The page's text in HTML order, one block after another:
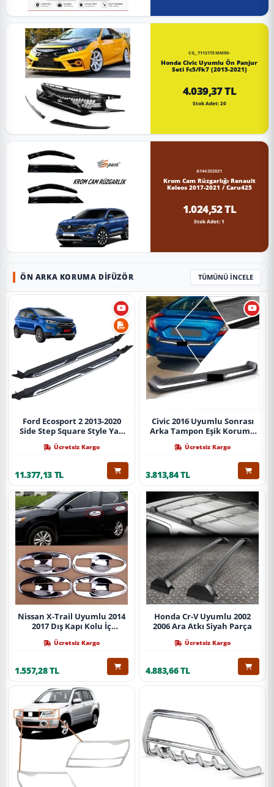
CG_71121TEMM90-
Honda Civic Uyumlu Ön Panjur
Seti Fc5/Fk7 (2015-2021)
4.039,37 TL
Stok Adet: 20
A144252021
Krom Cam Rüzgarlığı Renault
Keleos 2017-2021 / Caru425
1.024,52 TL
Stok Adet: 1
ÖN ARKA KORUMA DIFÜZÖR TÜMÜNÜ İNCELE
Ford Ecosport 2 2013-2020
Side Step Square Style Yan
Ücretsiz Kargo
11.377,13 TL
Civic 2016 Uyumlu Sonrası
Arka Tampon Eşik Koruma
Ücretsiz Kargo
3.813,84 TL
Nissan X-Trail Uyumlu 2014
2017 Dış Kapı Kolu İç
Ücretsiz Kargo
1.557,28 TL
Honda Cr-V Uyumlu 2002
2006 Ara Atkı Siyah Parça
Ücretsiz Kargo
4.883,66 TL